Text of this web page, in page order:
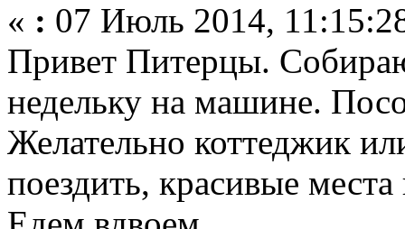
« : 07 Июль 2014,
Привет Питерцы.
недельку на машине.
Желательно коттеджик
поездить, красивые